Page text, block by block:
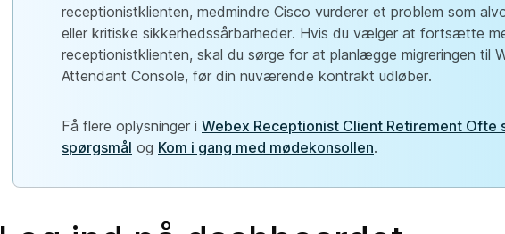
receptionistklienten, medmindre Cisco vurderer et problem som
eller kritiske sikkerhedssårbarheder. Hvis du vælger at fortsætte
receptionistklienten, skal du sørge for at planlægge migreringen til
Attendant Console, før din nuværende kontrakt udløber.
Få flere oplysninger i Webex Receptionist Client Retirement Ofte
spørgsmål og Kom i gang med mødekonsollen.